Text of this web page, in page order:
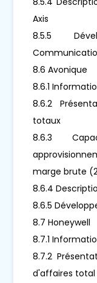
Axis
8.5.5
8.6 Avonique
8.6.1
8.6.2
totaux
8.6.3
marge brute
8.6.4
8.6.5
8.7 Honeywell
8.7.1
8.7.2
d'affaires total